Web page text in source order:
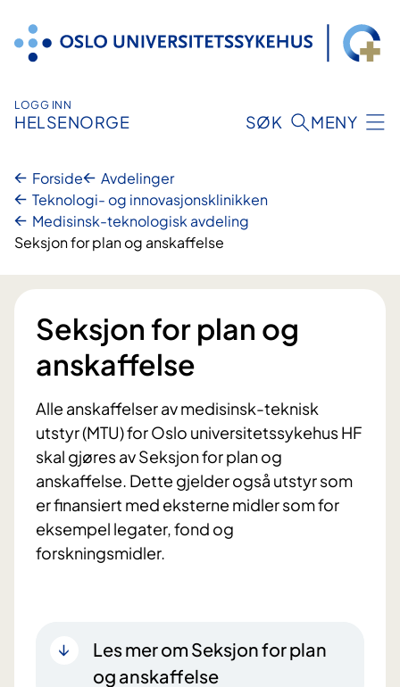
innhold
LOGG INN
HELSENORGE SØK MENY
Forside
Avdelinger
Teknologi- og innovasjonsklinikken
Medisinsk-teknologisk avdeling
Seksjon for plan og anskaffelse
Seksjon for plan og
anskaffelse
Alle anskaffelser av medisinsk-teknisk
utstyr (MTU) for Oslo universitetssykehus HF
skal gjøres av Seksjon for plan og
anskaffelse. Dette gjelder også utstyr som
er finansiert med eksterne midler som for
eksempel legater, fond og
forskningsmidler.
Les mer om Seksjon for plan
og anskaffelse